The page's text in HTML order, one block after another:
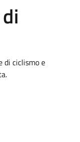
di ciclismo e